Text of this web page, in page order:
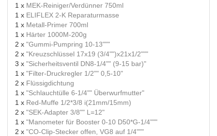
1 x MEK-Reiniger/Verdünner 750ml
1 x ELIFLEX 2-K Reparaturmasse
1 x Metall-Primer 700ml
1 x Härter 1000M-200g
2 x "Gummi-Pumpring 10-13"""
2 x "Kreuzschlüssel 17x19 (3/4"")x21x1/2"""
3 x "Sicherheitsventil DN8-1/4"" (9-15 bar)"
1 x "Filter-Druckregler 1/2"" 0,5-10"
2 x Flüssigdichtung
1 x "Schlauchtülle 6-1/4"" Überwurfmutter"
1 x Red-Muffe 1/2*3/8 i(21mm/15mm)
2 x "SEK-Adapter 3/8"" L=12"
1 x "Manometer für Booster 0-10 D50*G-1/4"""
2 x "CO-Clip-Stecker offen, VG8 auf 1/4"""